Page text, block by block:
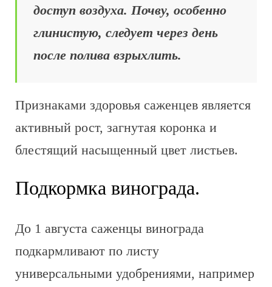
доступ воздуха. Почву, особенно
глинистую, следует через день
после полива взрыхлить.
Признаками здоровья саженцев является
активный рост, загнутая коронка и
блестящий насыщенный цвет листьев.
Подкормка винограда.
До 1 августа саженцы винограда
подкармливают по листу
универсальными удобрениями, например